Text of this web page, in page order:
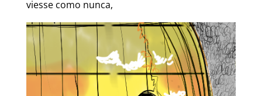
viesse como nunca,